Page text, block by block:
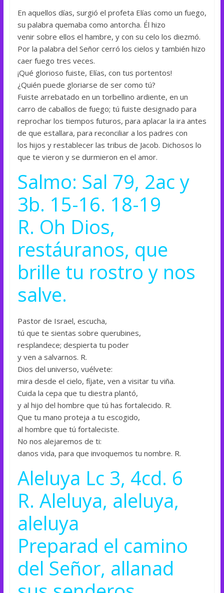
En aquellos días, surgió el profeta Elías como un fuego,
su palabra quemaba como antorcha. Él hizo
venir sobre ellos el hambre, y con su celo los diezmó.
Por la palabra del Señor cerró los cielos y también hizo
caer fuego tres veces.
¡Qué glorioso fuiste, Elías, con tus portentos!
¿Quién puede gloriarse de ser como tú?
Fuiste arrebatado en un torbellino ardiente, en un
carro de caballos de fuego; tú fuiste designado para
reprochar los tiempos futuros, para aplacar la ira antes
de que estallara, para reconciliar a los padres con
los hijos y restablecer las tribus de Jacob. Dichosos lo
que te vieron y se durmieron en el amor.
Salmo: Sal 79, 2ac y
3b. 15-16. 18-19
R. Oh Dios,
restáuranos, que
brille tu rostro y nos
salve.
Pastor de Israel, escucha,
tú que te sientas sobre querubines,
resplandece; despierta tu poder
y ven a salvarnos. R.
Dios del universo, vuélvete:
mira desde el cielo, fíjate, ven a visitar tu viña.
Cuida la cepa que tu diestra plantó,
y al hijo del hombre que tú has fortalecido. R.
Que tu mano proteja a tu escogido,
al hombre que tú fortaleciste.
No nos alejaremos de ti:
danos vida, para que invoquemos tu nombre. R.
Aleluya Lc 3, 4cd. 6
R. Aleluya, aleluya,
aleluya
Preparad el camino
del Señor, allanad